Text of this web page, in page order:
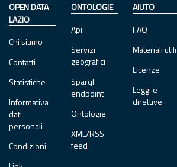
OPEN DATA
LAZIO
Chi siamo
Contatti
Statistiche
Informativa
dati
personali
Condizioni
ONTOLOGIE
Api
Servizi
geografici
Sparql
endpoint
Ontologie
XML/RSS
feed
AIUTO
FAQ
Materiali utili
Licenze
Leggi e
direttive